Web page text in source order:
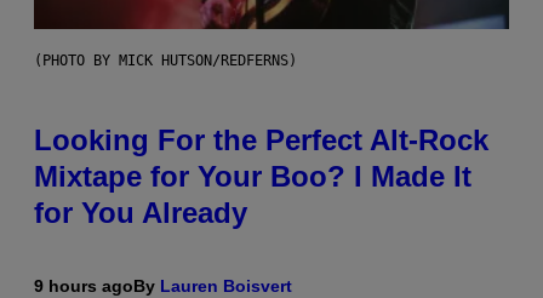
(PHOTO BY MICK HUTSON/REDFERNS)
Looking For the Perfect Alt-Rock
Mixtape for Your Boo? I Made It
for You Already
9 hours agoBy Lauren Boisvert